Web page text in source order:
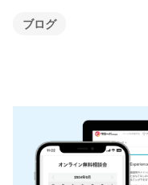
ブログ